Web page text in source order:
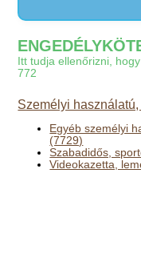
Itt tudja ellenőrizni,
772
Személyi
Egyéb személyi
(7729)
Szabadidős,
Videokazetta,